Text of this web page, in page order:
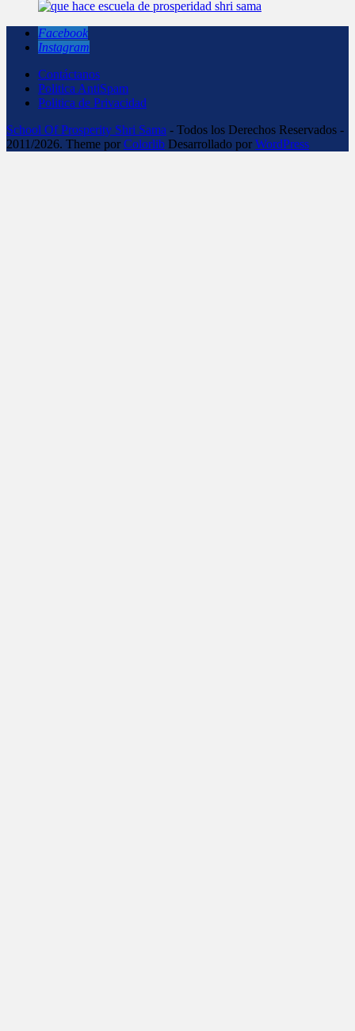
Facebook
Instagram
Contáctanos
Politica AntiSpam
Politica de Privacidad
School Of Prosperity Shri Sama - Todos los Derechos Reservados -
2011/2026. Theme por Colorlib Desarrollado por WordPress